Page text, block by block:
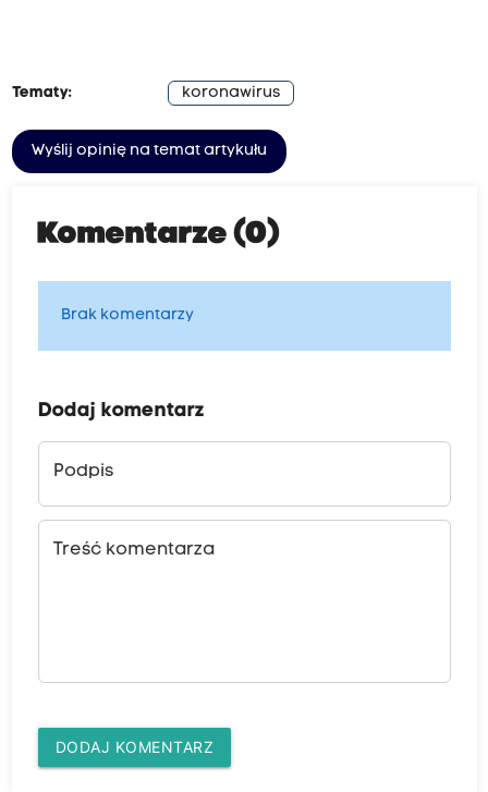
Tematy: koronawirus
Wyślij opinię na temat artykułu
Komentarze (0)
Brak komentarzy
Dodaj komentarz
Podpis
Treść komentarza
DODAJ KOMENTARZ